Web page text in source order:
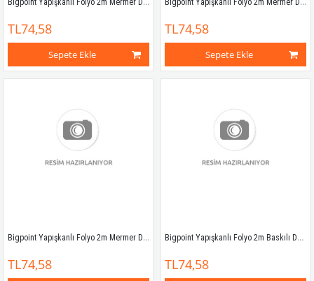
TL74,58
Sepete Ekle
TL74,58
Sepete Ekle
Bigpoint Yapışkanlı Folyo 2m Mermer Desen No:43
TL74,58
Bigpoint Yapışkanlı Folyo 2m Baskılı Desen No:52
TL74,58